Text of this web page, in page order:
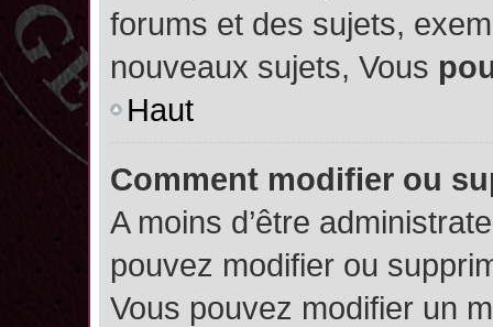
forums et des sujets,
nouveaux sujets, Vous
Haut
Comment modifier ou
A moins d’être
pouvez modifier ou
Vous pouvez modifier un